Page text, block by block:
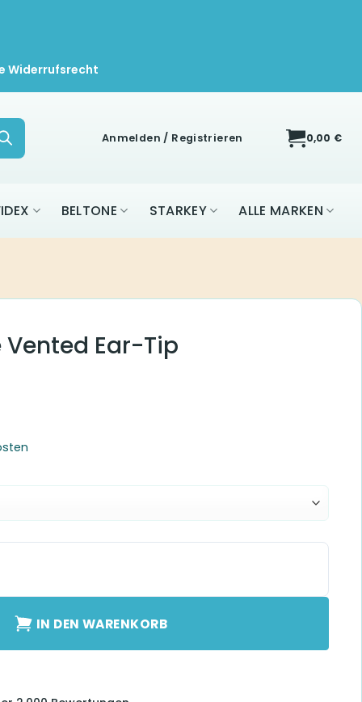
Widerrufsrecht
Anmelden / Registrieren 0,00 €
BELTONE STARKEY ALLE MARKEN
Vented Ear-Tip
IN DEN WARENKORB